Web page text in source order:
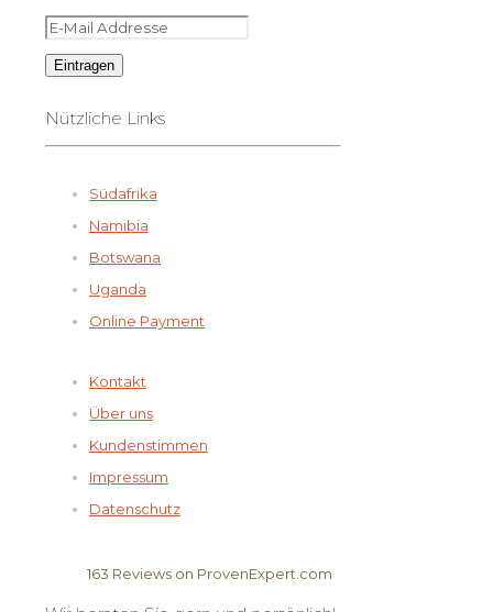
Nützliche Links
Südafrika
Namibia
Botswana
Uganda
Online Payment
Kontakt
Über uns
Kundenstimmen
Impressum
Datenschutz
163 Reviews on ProvenExpert.com